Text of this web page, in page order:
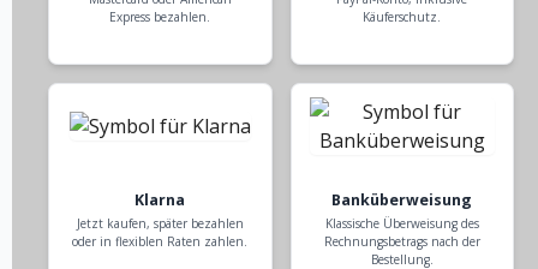
Express bezahlen.
Käuferschutz.
Klarna
Jetzt kaufen, später bezahlen
oder in flexiblen Raten zahlen.
Banküberweisung
Klassische Überweisung des
Rechnungsbetrags nach der
Bestellung.